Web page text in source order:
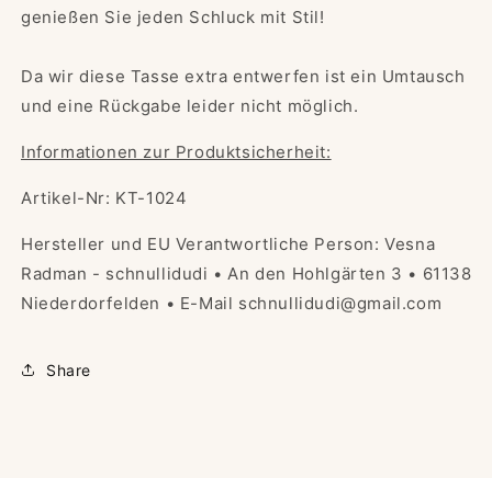
genießen Sie jeden Schluck mit Stil!
Da wir diese Tasse extra entwerfen ist ein Umtausch
und eine Rückgabe leider nicht möglich.
Informationen zur Produktsicherheit:
Artikel-Nr: KT-1024
Hersteller und EU Verantwortliche Person: Vesna
Radman - schnullidudi • An den Hohlgärten 3 • 61138
Niederdorfelden • E-Mail schnullidudi@gmail.com
Share